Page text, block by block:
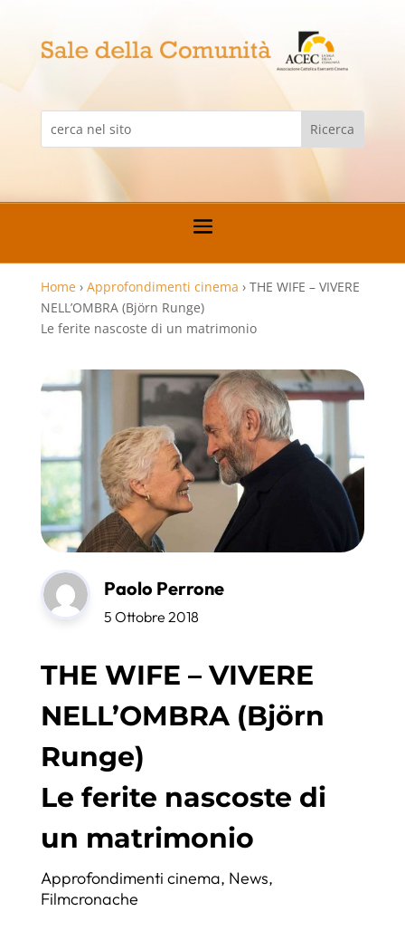
Home › Approfondimenti cinema › THE WIFE – VIVERE
NELL’OMBRA (Björn Runge)
Le ferite nascoste di un matrimonio
Paolo Perrone
5 Ottobre 2018
THE WIFE – VIVERE
NELL’OMBRA (Björn
Runge)
Le ferite nascoste di
un matrimonio
Approfondimenti cinema, News,
Filmcronache